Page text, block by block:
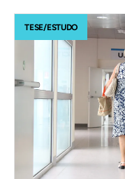
TESE/ESTUDO